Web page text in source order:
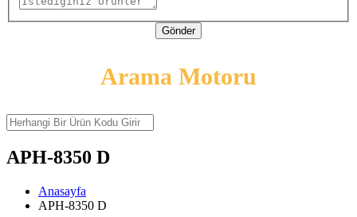
Gönder
Arama Motoru
APH-8350 D
Anasayfa
APH-8350 D